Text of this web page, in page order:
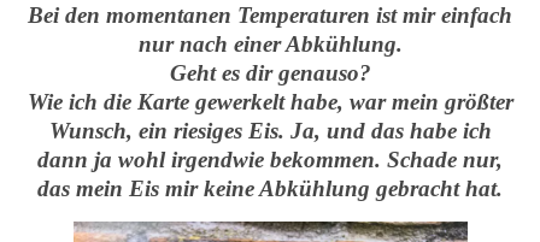
Bei den momentanen Temperaturen ist mir einfach
nur nach einer Abkühlung.
Geht es dir genauso?
Wie ich die Karte gewerkelt habe, war mein größter
Wunsch, ein riesiges Eis. Ja, und das habe ich
dann ja wohl irgendwie bekommen. Schade nur,
das mein Eis mir keine Abkühlung gebracht hat.